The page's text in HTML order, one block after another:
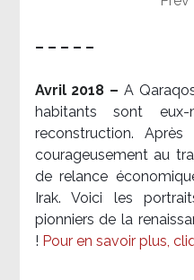
– – – – –
Avril 2018 –A
habitants sont
reconstruction.
courageusement au
de relance
Irak. Voici les
pionniers de la
! Pour en savoir plus,